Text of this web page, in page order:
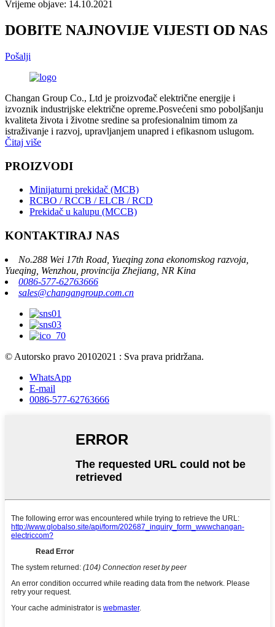
Vrijeme objave: 14.10.2021
DOBITE NAJNOVIJE VIJESTI OD NAS
Pošalji
Changan Group Co., Ltd je proizvođač električne energije i
izvoznik industrijske električne opreme.Posvećeni smo poboljšanju
kvaliteta života i životne sredine sa profesionalnim timom za
istraživanje i razvoj, upravljanjem unapred i efikasnom uslugom.
Čitaj više
PROIZVODI
Minijaturni prekidač (MCB)
RCBO / RCCB / ELCB / RCD
Prekidač u kalupu (MCCB)
KONTAKTIRAJ NAS
No.288 Wei 17th Road, Yueqing zona ekonomskog razvoja,
Yueqing, Wenzhou, provincija Zhejiang, NR Kina
0086-577-62763666
sales@changangroup.com.cn
© Autorsko pravo 20102021 : Sva prava pridržana.
WhatsApp
E-mail
0086-577-62763666